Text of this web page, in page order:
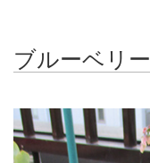
ブルーベリー